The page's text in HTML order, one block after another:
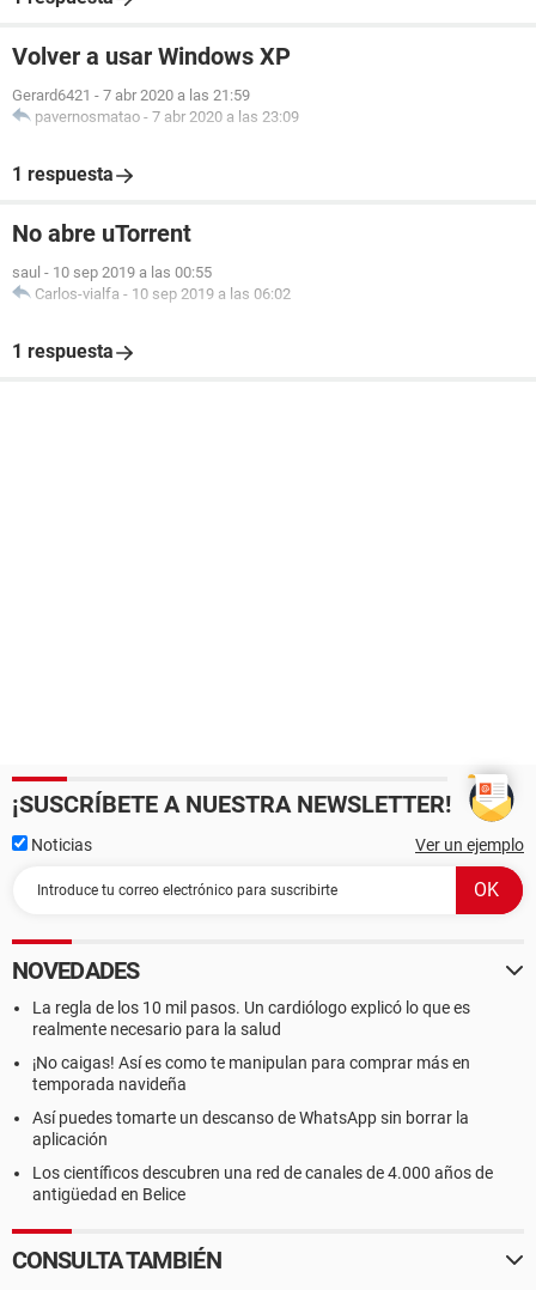
Volver a usar Windows XP
Gerard6421 - 7 abr 2020 a las 21:59
pavernosmatao - 7 abr 2020 a las 23:09
1 respuesta
No abre uTorrent
saul - 10 sep 2019 a las 00:55
Carlos-vialfa - 10 sep 2019 a las 06:02
1 respuesta
¡SUSCRÍBETE A NUESTRA NEWSLETTER!
Noticias Ver un ejemplo
NOVEDADES
La regla de los 10 mil pasos. Un cardiólogo explicó lo que es
realmente necesario para la salud
¡No caigas! Así es como te manipulan para comprar más en
temporada navideña
Así puedes tomarte un descanso de WhatsApp sin borrar la
aplicación
Los científicos descubren una red de canales de 4.000 años de
antigüedad en Belice
CONSULTA TAMBIÉN